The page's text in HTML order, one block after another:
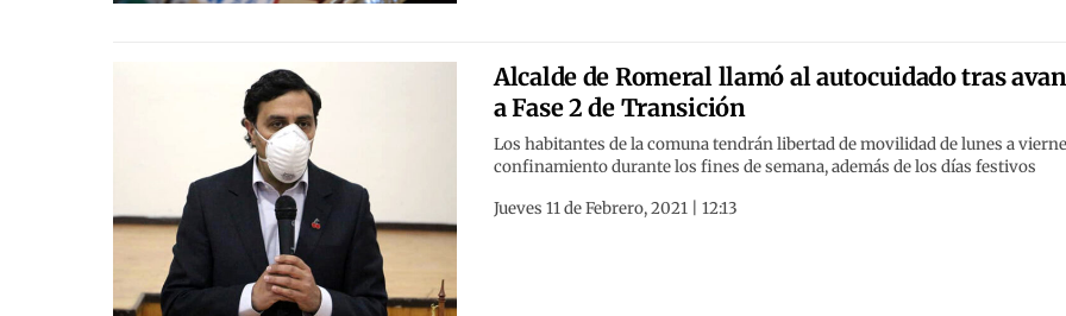
Alcalde de Romeral llamó al autocuidado tras
a Fase 2 de Transición
Los habitantes de la comuna tendrán libertad de movilidad de lunes a
confinamiento durante los fines de semana, además de los días festivos
Jueves 11 de Febrero, 2021 | 12:13